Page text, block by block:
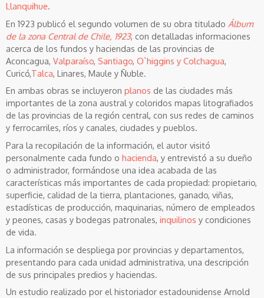
Llanquihue.
En 1923 publicó el segundo volumen de su obra titulado Álbum
de la zona Central de Chile, 1923, con detalladas informaciones
acerca de los fundos y haciendas de las provincias de
Aconcagua, Valparaíso, Santiago, O`higgins y Colchagua,
Curicó,Talca, Linares, Maule y Ñuble.
En ambas obras se incluyeron planos de las ciudades más
importantes de la zona austral y coloridos mapas litografiados
de las provincias de la región central, con sus redes de caminos
y ferrocarriles, ríos y canales, ciudades y pueblos.
Para la recopilación de la información, el autor visitó
personalmente cada fundo o hacienda, y entrevistó a su dueño
o administrador, formándose una idea acabada de las
características más importantes de cada propiedad: propietario,
superficie, calidad de la tierra, plantaciones, ganado, viñas,
estadísticas de producción, maquinarias, número de empleados
y peones, casas y bodegas patronales, inquilinos y condiciones
de vida.
La información se despliega por provincias y departamentos,
presentando para cada unidad administrativa, una descripción
de sus principales predios y haciendas.
Un estudio realizado por el historiador estadounidense Arnold